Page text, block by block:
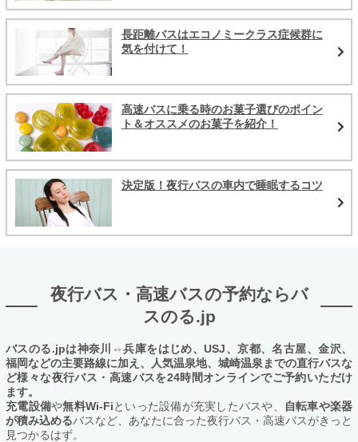
長距離バスはエコノミークラス症候群に
気を付けて！
高速バスに乗る時のお菓子選びのポイン
ト＆オススメのお菓子を紹介！
決定版！夜行バスの車内で睡眠するコツ
夜行バス・高速バスの予約ならバ
スのる.jp
バスのる.jpは神奈川⇔兵庫をはじめ、USJ、京都、名古屋、金沢、
福岡などの主要路線に加え、人気温泉地、城崎温泉までの直行バスな
ど様々な夜行バス・高速バスを24時間オンラインでご予約いただけ
ます。
充電設備や無料Wi-Fiといった設備が充実したバスや、
自転車や楽器
が積み込めるバスなど、あなたに合った夜行バス・高速バスがきっと
見つかるはず。